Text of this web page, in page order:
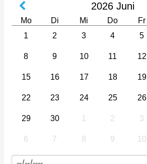
2026 Juni
Mo Di Mi Do Fr
1
2 3 4 5
8 9 10 11 12
15 16 17 18 19
22 23 24 25 26
29 30 1 2 3
6 7 8 9 10